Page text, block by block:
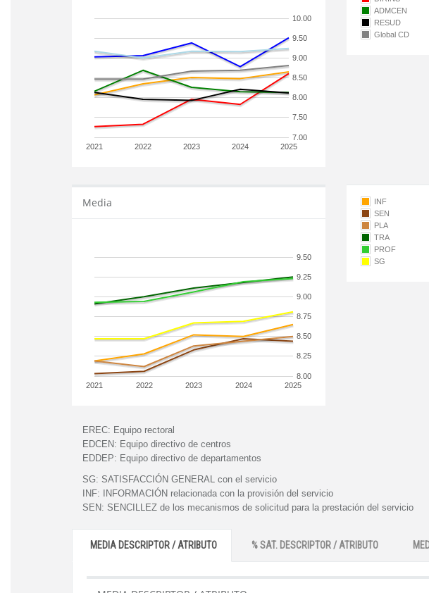
2021 2022 2023 2024 2025
7.00
7.50
8.00
8.50
9.00
9.50
10.00
ADMCEN
RESUD
Global CD
Media
2021 2022 2023 2024 2025
8.00
8.25
8.50
8.75
9.00
9.25
9.50
INF
SEN
PLA
TRA
PROF
SG
EREC: Equipo rectoral
EDCEN: Equipo directivo de centros
EDDEP: Equipo directivo de departamentos
SG: SATISFACCIÓN GENERAL con el servicio
INF:
INFORMACIÓN relacionada con la provisión del servicio
SEN: SENCILLEZ de los mecanismos de solicitud para la prestación del servicio
MEDIA DESCRIPTOR / ATRIBUTO % SAT. DESCRIPTOR / ATRIBUTO